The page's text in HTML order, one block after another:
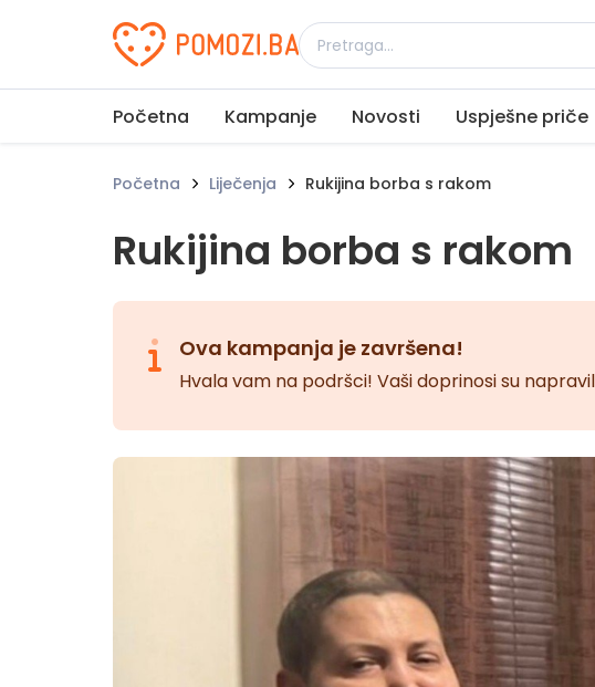
Udruženje Pomozi.ba
Početna Kampanje Novosti Uspješne priče
Početna Liječenja Rukijina borba s rakom
Rukijina borba s rakom
Ova kampanja je završena!
Hvala vam na podršci! Vaši doprinosi su